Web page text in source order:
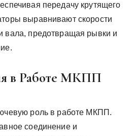
передачу крутящего
выравнивают скорости
вала, предотвращая рывки и
в Работе МКПП
роль в работе МКПП.
соединение и